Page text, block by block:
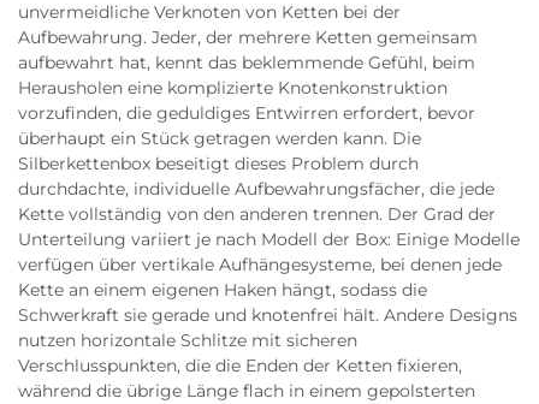
unvermeidliche Verknoten von Ketten bei der
Aufbewahrung. Jeder, der mehrere Ketten gemeinsam
aufbewahrt hat, kennt das beklemmende Gefühl, beim
Herausholen eine komplizierte Knotenkonstruktion
vorzufinden, die geduldiges Entwirren erfordert, bevor
überhaupt ein Stück getragen werden kann. Die
Silberkettenbox beseitigt dieses Problem durch
durchdachte, individuelle Aufbewahrungsfächer, die jede
Kette vollständig von den anderen trennen. Der Grad der
Unterteilung variiert je nach Modell der Box: Einige Modelle
verfügen über vertikale Aufhängesysteme, bei denen jede
Kette an einem eigenen Haken hängt, sodass die
Schwerkraft sie gerade und knotenfrei hält. Andere Designs
nutzen horizontale Schlitze mit sicheren
Verschlusspunkten, die die Enden der Ketten fixieren,
während die übrige Länge flach in einem gepolsterten